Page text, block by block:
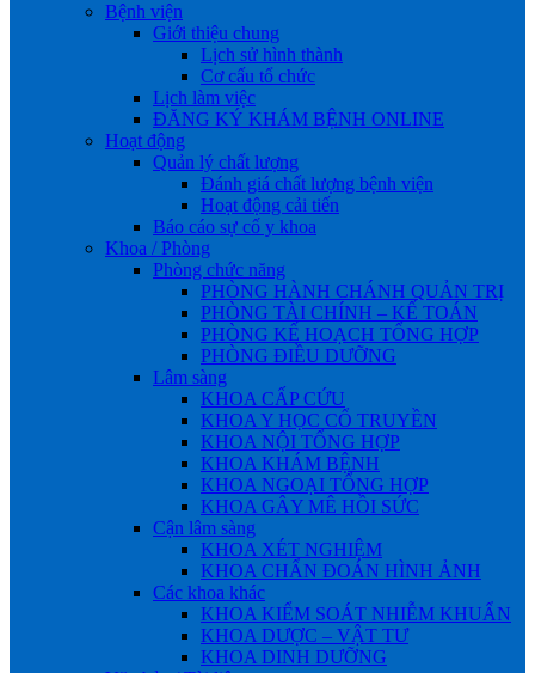
Bệnh viện
Giới thiệu chung
Lịch sử hình thành
Cơ cấu tổ chức
Lịch làm việc
ĐĂNG KÝ KHÁM BỆNH ONLINE
Hoạt động
Quản lý chất lượng
Đánh giá chất lượng bệnh viện
Hoạt động cải tiến
Báo cáo sự cố y khoa
Khoa / Phòng
Phòng chức năng
PHÒNG HÀNH CHÁNH QUẢN TRỊ
PHÒNG TÀI CHÍNH – KẾ TOÁN
PHÒNG KẾ HOẠCH TỔNG HỢP
PHÒNG ĐIỀU DƯỠNG
Lâm sàng
KHOA CẤP CỨU
KHOA Y HỌC CỔ TRUYỀN
KHOA NỘI TỔNG HỢP
KHOA KHÁM BỆNH
KHOA NGOẠI TỔNG HỢP
KHOA GÂY MÊ HỒI SỨC
Cận lâm sàng
KHOA XÉT NGHIỆM
KHOA CHẨN ĐOÁN HÌNH ẢNH
Các khoa khác
KHOA KIỂM SOÁT NHIỄM KHUẨN
KHOA DƯỢC – VẬT TƯ
KHOA DINH DƯỠNG